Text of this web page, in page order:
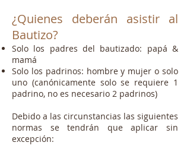
¿Quienes deberán asistir al
Bautizo?
Solo los padres del bautizado: papá &
mamá
Solo los padrinos: hombre y mujer o solo
uno (canónicamente solo se requiere 1
padrino, no es necesario 2 padrinos)
Debido a las circunstancias las siguientes
normas se tendrán que aplicar sin
excepción: